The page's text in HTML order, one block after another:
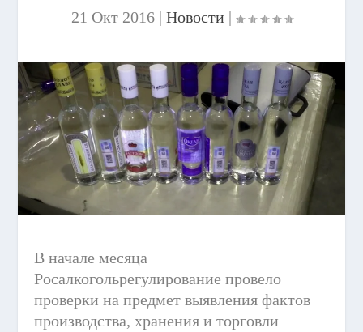
21 Окт 2016| Новости |
В начале месяца
Росалкогольрегулирование провело
проверки на предмет выявления фактов
производства, хранения и торговли